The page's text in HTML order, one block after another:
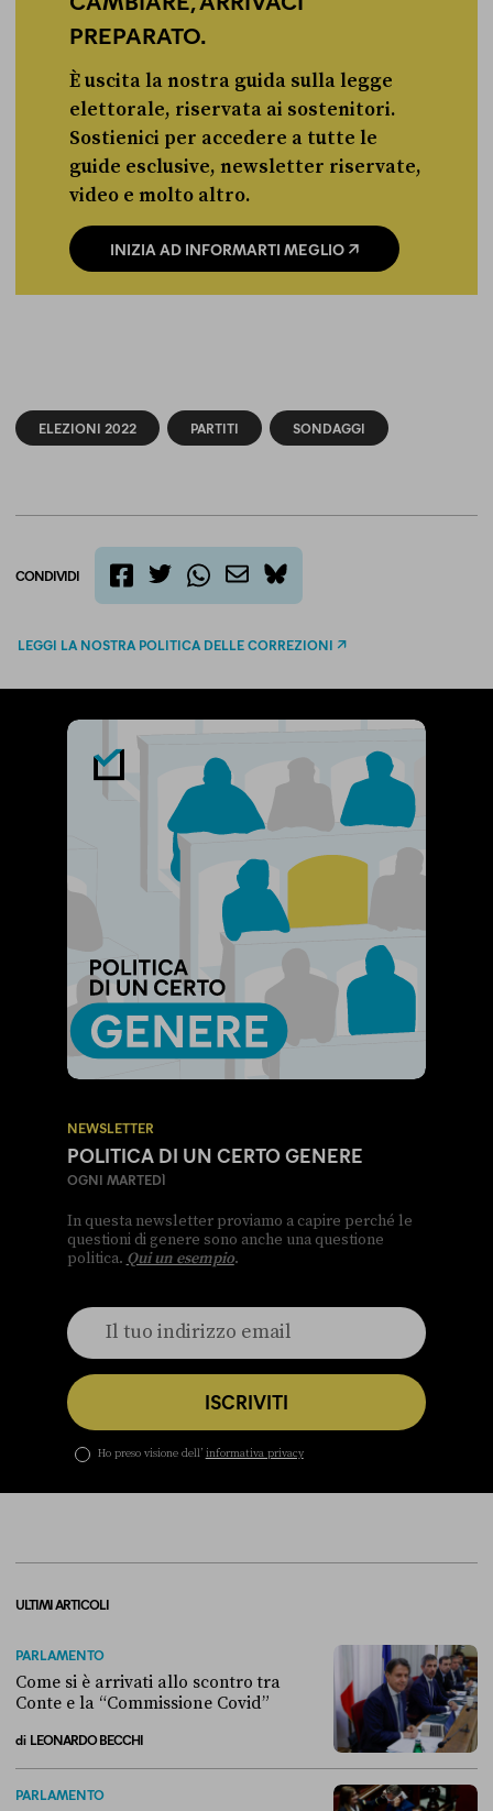
PREPARATO.
È uscita la nostra guida sulla legge
elettorale, riservata ai sostenitori.
Sostienici per accedere a tutte le
guide esclusive, newsletter riservate,
video e molto altro.
INIZIA AD INFORMARTI MEGLIO
ELEZIONI 2022 PARTITI SONDAGGI
CONDIVIDI
bluesky
LEGGI LA NOSTRA POLITICA DELLE CORREZIONI
NEWSLETTER
POLITICA DI UN CERTO GENERE
OGNI MARTEDÌ
In questa newsletter proviamo a capire perché le
questioni di genere sono anche una questione
politica. Qui un esempio.
ISCRIVITI
Ho preso visione dell’ informativa privacy
ULTIMI ARTICOLI
PARLAMENTO
Come si è arrivati allo scontro tra
Conte e la “Commissione Covid”
di LEONARDO BECCHI
PARLAMENTO